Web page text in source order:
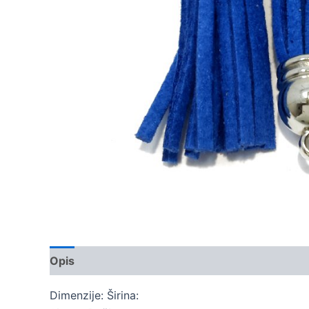
Opis
Dimenzije: Širina: